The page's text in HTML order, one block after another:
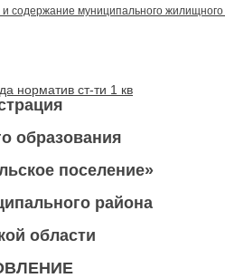
и содержание муниципального
норматив ст-ти 1 кв
образования
поселение»
района
области